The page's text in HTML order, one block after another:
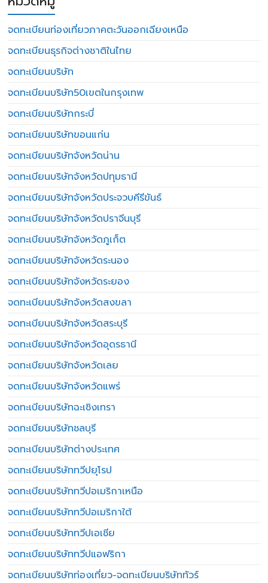
จดทะเบียนท่องเที่ยวภาคตะวันออกเฉียงเหนือ
จดทะเบียนธุรกิจต่างชาติในไทย
จดทะเบียนบริษัท
จดทะเบียนบริษัท50เขตในกรุงเทพ
จดทะเบียนบริษัทกระบี่
จดทะเบียนบริษัทขอนแก่น
จดทะเบียนบริษัทจังหวัดน่าน
จดทะเบียนบริษัทจังหวัดปทุมธานี
จดทะเบียนบริษัทจังหวัดประจวบคีรีขันธ์
จดทะเบียนบริษัทจังหวัดปราจีนบุรี
จดทะเบียนบริษัทจังหวัดภูเก็ต
จดทะเบียนบริษัทจังหวัดระนอง
จดทะเบียนบริษัทจังหวัดระยอง
จดทะเบียนบริษัทจังหวัดสงขลา
จดทะเบียนบริษัทจังหวัดสระบุรี
จดทะเบียนบริษัทจังหวัดอุดรธานี
จดทะเบียนบริษัทจังหวัดเลย
จดทะเบียนบริษัทจังหวัดแพร่
จดทะเบียนบริษัทฉะเชิงเทรา
จดทะเบียนบริษัทชลบุรี
จดทะเบียนบริษัทต่างประเทศ
จดทะเบียนบริษัททวีปยุโรป
จดทะเบียนบริษัททวีปอเมริกาเหนือ
จดทะเบียนบริษัททวีปอเมริกาใต้
จดทะเบียนบริษัททวีปเอเชีย
จดทะเบียนบริษัททวีปแอฟริกา
จดทะเบียนบริษัทท่องเที่ยว-จดทะเบียนบริษัททัวร์